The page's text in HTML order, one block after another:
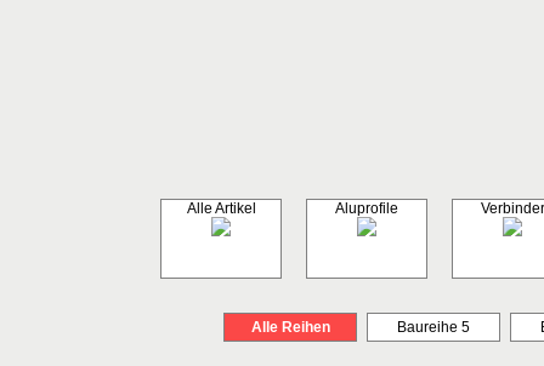
Alle Artikel Aluprofile Verbinder
Alle Reihen Baureihe 5